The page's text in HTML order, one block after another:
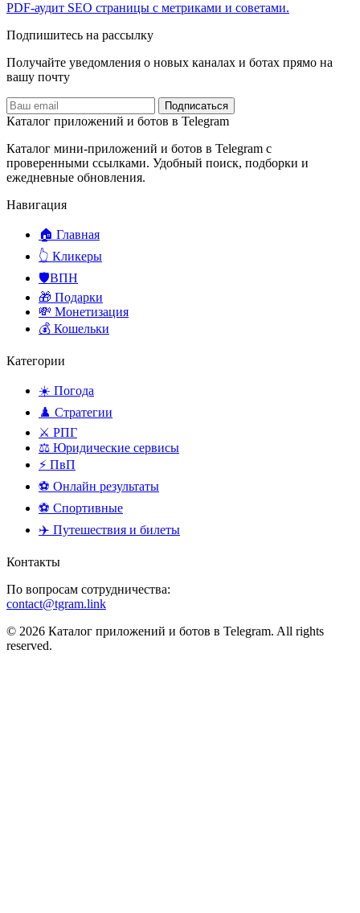
PDF-аудит SEO страницы с метриками и советами.
Подпишитесь на рассылку
Получайте уведомления о новых каналах и ботаx прямо на
вашу почту
Подписаться
Каталог приложений и ботов в Telegram
Каталог мини-приложений и ботов в Telegram с
проверенными ссылками. Удобный поиск, подборки и
ежедневные обновления.
Навигация
🏠 Главная
👆 Кликеры
🛡️ВПН
🎁 Подарки
💸 Монетизация
💰 Кошельки
Категории
☀️ Погода
♟️ Стратегии
⚔️ РПГ
⚖️ Юридические сервисы
⚡ ПвП
⚽ Онлайн результаты
⚽ Спортивные
✈️ Путешествия и билеты
Контакты
По вопросам сотрудничества:
contact@tgram.link
© 2026 Каталог приложений и ботов в Telegram. All rights
reserved.